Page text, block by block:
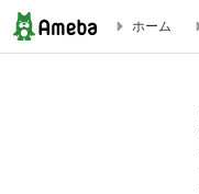
ホーム